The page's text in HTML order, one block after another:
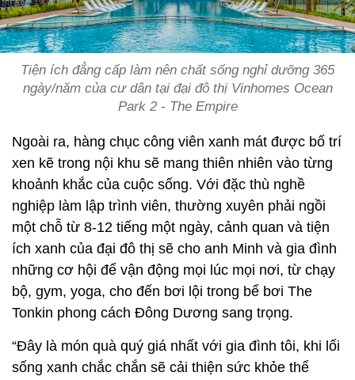
Tiện ích đẳng cấp làm nên chất sống nghỉ dưỡng 365
ngày/năm của cư dân tại đại đô thị Vinhomes Ocean
Park 2 - The Empire
Ngoài ra, hàng chục công viên xanh mát được bố trí
xen kẽ trong nội khu sẽ mang thiên nhiên vào từng
khoảnh khắc của cuộc sống. Với đặc thù nghề
nghiệp làm lập trình viên, thường xuyên phải ngồi
một chỗ từ 8-12 tiếng một ngày, cảnh quan và tiện
ích xanh của đại đô thị sẽ cho anh Minh và gia đình
những cơ hội để vận động mọi lúc mọi nơi, từ chạy
bộ, gym, yoga, cho đến bơi lội trong bể bơi The
Tonkin phong cách Đông Dương sang trọng.
“Đây là món quà quý giá nhất với gia đình tôi, khi lối
sống xanh chắc chắn sẽ cải thiện sức khỏe thể